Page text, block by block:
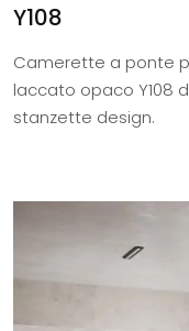
Y108
Camerette a ponte
laccato opaco Y108
stanzette design.